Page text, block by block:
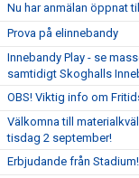
Nu har anmälan öppnat
Prova på elinnebandy
Innebandy Play - se
samtidigt Skoghalls
OBS! Viktig info om
Välkomna till
tisdag 2 september!
Erbjudande från Stadium!